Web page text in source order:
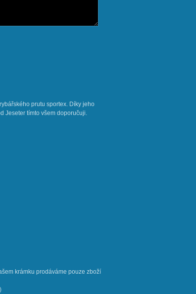
prutu sportex. Díky jeho
Jeseter tímto všem doporučuji.
krámku prodáváme pouze zboží